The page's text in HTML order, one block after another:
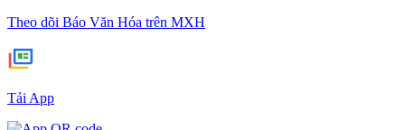
Theo dõi Báo Văn Hóa trên MXH
Tải App